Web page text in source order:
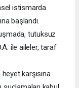
istismarda
başlandı.
tutuksuz
ile aileler, taraf
karşısına